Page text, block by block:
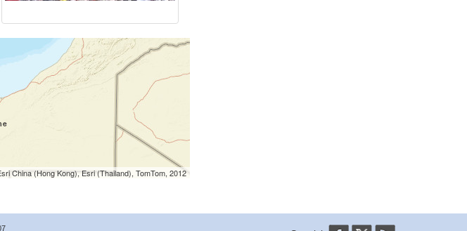
China (Hong Kong), Esri (Thailand), TomTom, 2012